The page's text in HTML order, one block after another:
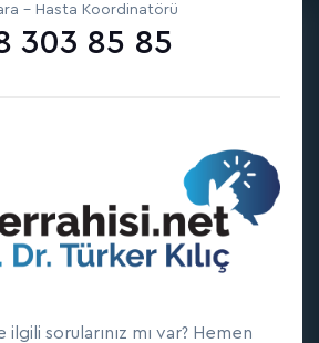
- Hasta Koordinatörü
303 85 85
sorularınız mı var? Hemen